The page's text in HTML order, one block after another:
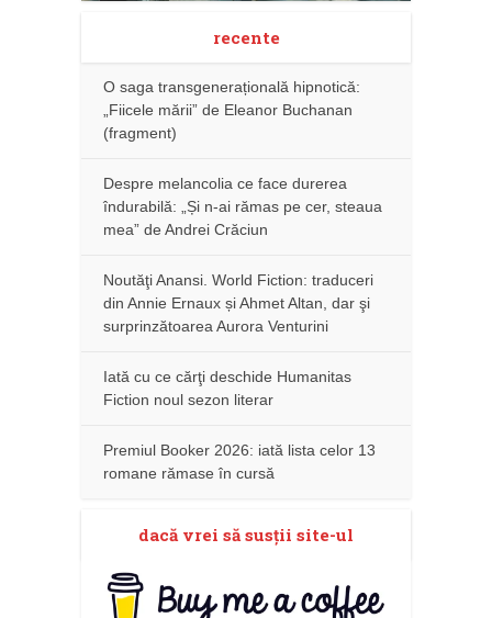
recente
O saga transgenerațională hipnotică:
„Fiicele mării” de Eleanor Buchanan
(fragment)
Despre melancolia ce face durerea
îndurabilă: „Și n-ai rămas pe cer, steaua
mea” de Andrei Crăciun
Noutăţi Anansi. World Fiction: traduceri
din Annie Ernaux și Ahmet Altan, dar şi
surprinzătoarea Aurora Venturini
Iată cu ce cărţi deschide Humanitas
Fiction noul sezon literar
Premiul Booker 2026: iată lista celor 13
romane rămase în cursă
dacă vrei să susţii site-ul